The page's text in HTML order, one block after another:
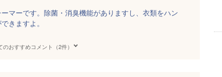
マーです。除菌・消臭機能がありますし、衣類をハン
きますよ。
のおすすめコメント（2件）